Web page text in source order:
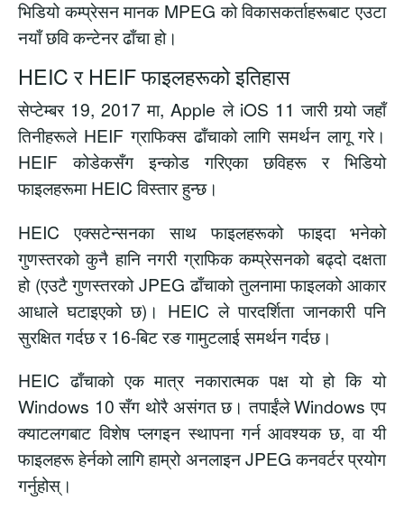
भिडियो कम्प्रेसन मानक MPEG को विकासकर्ताहरूबाट एउटा
नयाँ छवि कन्टेनर ढाँचा हो।
HEIC र HEIF फाइलहरूको इतिहास
सेप्टेम्बर 19, 2017 मा, Apple ले iOS 11 जारी गर्‍यो जहाँ
तिनीहरूले HEIF ग्राफिक्स ढाँचाको लागि समर्थन लागू गरे।
HEIF कोडेकसँग इन्कोड गरिएका छविहरू र भिडियो
फाइलहरूमा HEIC विस्तार हुन्छ।
HEIC एक्सटेन्सनका साथ फाइलहरूको फाइदा भनेको
गुणस्तरको कुनै हानि नगरी ग्राफिक कम्प्रेसनको बढ्दो दक्षता
हो (एउटै गुणस्तरको JPEG ढाँचाको तुलनामा फाइलको आकार
आधाले घटाइएको छ)। HEIC ले पारदर्शिता जानकारी पनि
सुरक्षित गर्दछ र 16-बिट रङ गामुटलाई समर्थन गर्दछ।
HEIC ढाँचाको एक मात्र नकारात्मक पक्ष यो हो कि यो
Windows 10 सँग थोरै असंगत छ। तपाईंले Windows एप
क्याटलगबाट विशेष प्लगइन स्थापना गर्न आवश्यक छ, वा यी
फाइलहरू हेर्नको लागि हाम्रो अनलाइन JPEG कनवर्टर प्रयोग
गर्नुहोस्।